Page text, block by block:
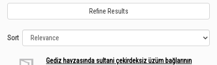
Refine Results
Sort
Gediz havzasında sultani çekirdeksiz üzüm bağlarının